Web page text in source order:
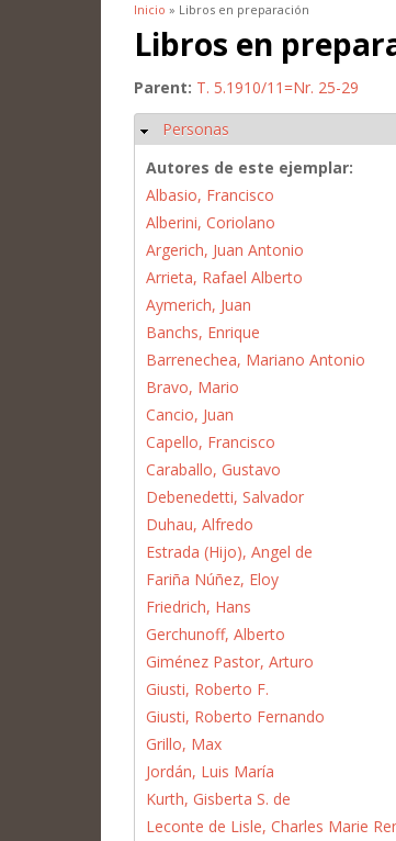
Se encuentra usted aquí
Inicio » Libros en preparación
Libros en
Parent: T. 5.1910/11=Nr. 25-29
Ocultar
Personas
Autores de este ejemplar:
Albasio, Francisco
Alberini, Coriolano
Argerich, Juan Antonio
Arrieta, Rafael Alberto
Aymerich, Juan
Banchs, Enrique
Barrenechea, Mariano Antonio
Bravo, Mario
Cancio, Juan
Capello, Francisco
Caraballo, Gustavo
Debenedetti, Salvador
Duhau, Alfredo
Estrada (Hijo), Angel de
Fariña Núñez, Eloy
Friedrich, Hans
Gerchunoff, Alberto
Giménez Pastor, Arturo
Giusti, Roberto F.
Giusti, Roberto Fernando
Grillo, Max
Jordán, Luis María
Kurth, Gisberta S. de
Leconte de Lisle, Charles Marie